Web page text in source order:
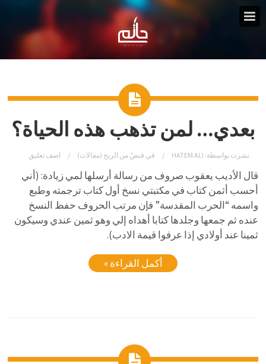
بعدي… لمن تذهب هذه الحياة؟
نشرت بواسطة: HATEM ALI في قبضٌ من الريح (مقالات) اضف تعليق
قال الأديب يعقوب صروف من رسالة أرسلها لمي زيادة: (أني
أحسب أثمن كتاب في مكتبتي نسخ أول كتاب ترجمته وطبع
واسمه “الحرب المقدسة” فإن مرتب الحروف حفظ النسخ
عنده ثم جمعها وجلدها كتابا أهداه إلي وهو ثمين عندي وسيكون
ثمينا عند أولادي إذا عرفوا قيمة الادب).
أكمل القراءة »